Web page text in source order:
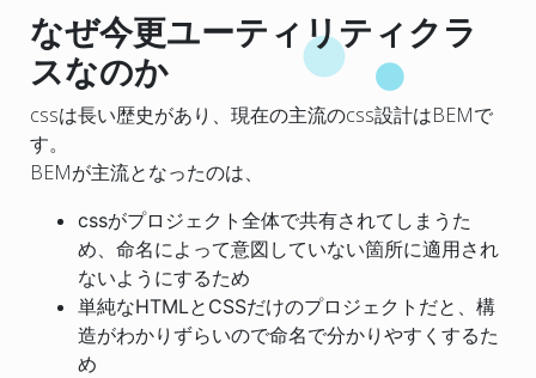
なぜ今更ユーティリティクラ
スなのか
cssは長い歴史があり、現在の主流のcss設計はBEMで
す。
BEMが主流となったのは、
cssがプロジェクト全体で共有されてしまうた
め、命名によって意図していない箇所に適用され
ないようにするため
単純なHTMLとCSSだけのプロジェクトだと、構
造がわかりずらいので命名で分かりやすくするた
め